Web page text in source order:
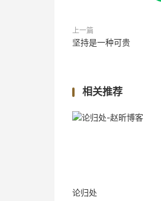
上一篇
坚持是一种可贵
相关推荐
论归处